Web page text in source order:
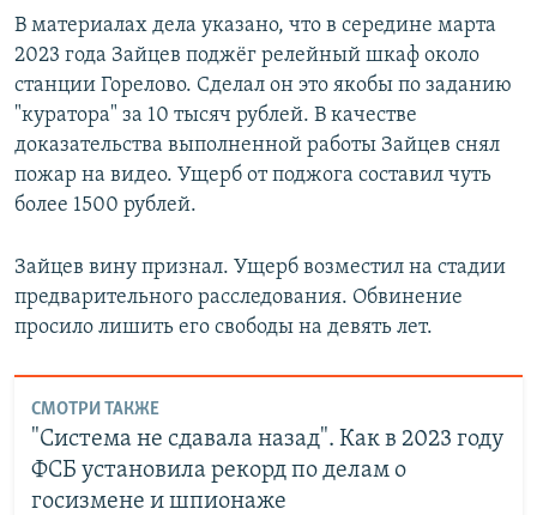
В материалах дела указано, что в середине марта
2023 года Зайцев поджёг релейный шкаф около
станции Горелово. Сделал он это якобы по заданию
"куратора" за 10 тысяч рублей. В качестве
доказательства выполненной работы Зайцев снял
пожар на видео. Ущерб от поджога составил чуть
более 1500 рублей.
Зайцев вину признал. Ущерб возместил на стадии
предварительного расследования. Обвинение
просило лишить его свободы на девять лет.
СМОТРИ ТАКЖЕ
"Система не сдавала назад". Как в 2023 году
ФСБ установила рекорд по делам о
госизмене и шпионаже